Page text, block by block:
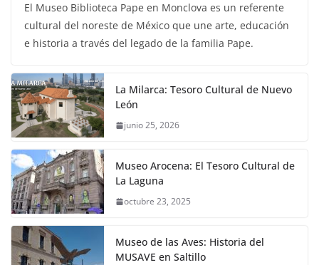
El Museo Biblioteca Pape en Monclova es un referente
cultural del noreste de México que une arte, educación
e historia a través del legado de la familia Pape.
La Milarca: Tesoro Cultural de Nuevo
León
junio 25, 2026
Museo Arocena: El Tesoro Cultural de
La Laguna
octubre 23, 2025
Museo de las Aves: Historia del
MUSAVE en Saltillo